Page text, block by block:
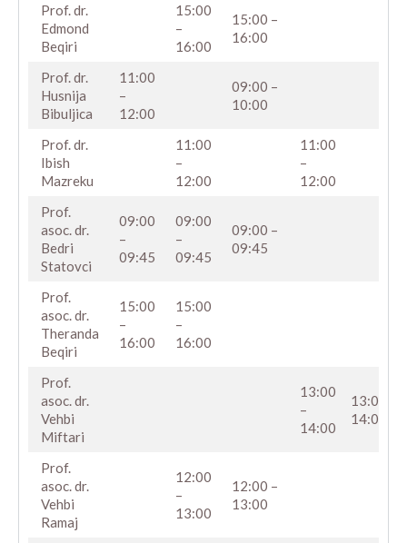
Prof. dr.
Edmond
Beqiri
15:00
–
16:00
15:00 –
16:00
Prof. dr.
Husnija
Bibuljica
11:00
–
12:00
09:00 –
10:00
Prof. dr.
Ibish
Mazreku
11:00
–
12:00
11:00
–
12:00
Prof.
asoc. dr.
Bedri
Statovci
09:00
–
09:45
09:00
–
09:45
09:00 –
09:45
Prof.
asoc. dr.
Theranda
Beqiri
15:00
–
16:00
15:00
–
16:00
Prof.
asoc. dr.
Vehbi
Miftari
13:00
–
14:00
13:00 –
14:00
Prof.
asoc. dr.
Vehbi
Ramaj
12:00
–
13:00
12:00 –
13:00